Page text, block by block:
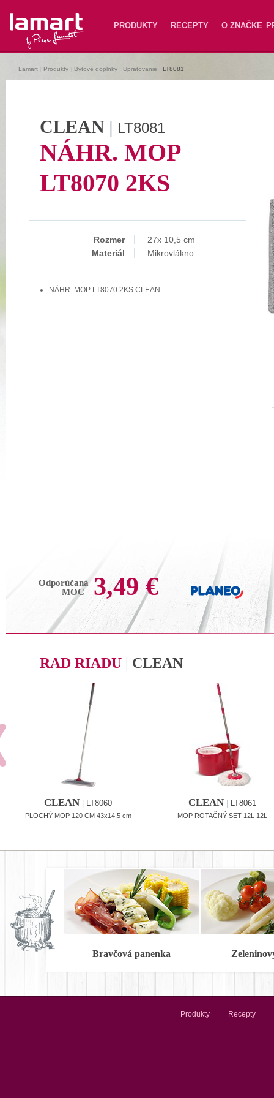
Lamart PRODUKTY RECEPTY O ZNAČKE
Lamart Produkty Bytové doplnky Upratovanie LT8081
CLEAN | LT8081
NÁHR. MOP
LT8070 2KS
Rozmer
27x 10,5 cm
Materiál
Mikrovlákno
NÁHR. MOP LT8070 2KS CLEAN
Odporúčaná
MOC
3,49 €
RAD RIADU | CLEAN
CLEAN LT8060
PLOCHÝ MOP 120 CM 43x14,5 cm
CLEAN LT8061
MOP ROTAČNÝ SET 12L 12L
Bravčová panenka
Produkty Recepty